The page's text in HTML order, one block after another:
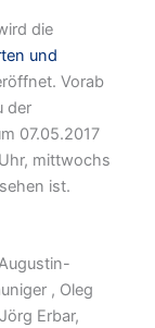
die
und
Vorab
der
07.05.2017
mittwochs
ist.
, Oleg
Erbar,